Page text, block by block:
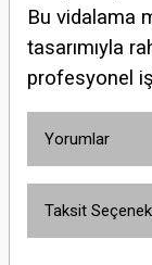
Bu vidalama
tasarımıyla
profesyonel
Yorumlar
Taksit